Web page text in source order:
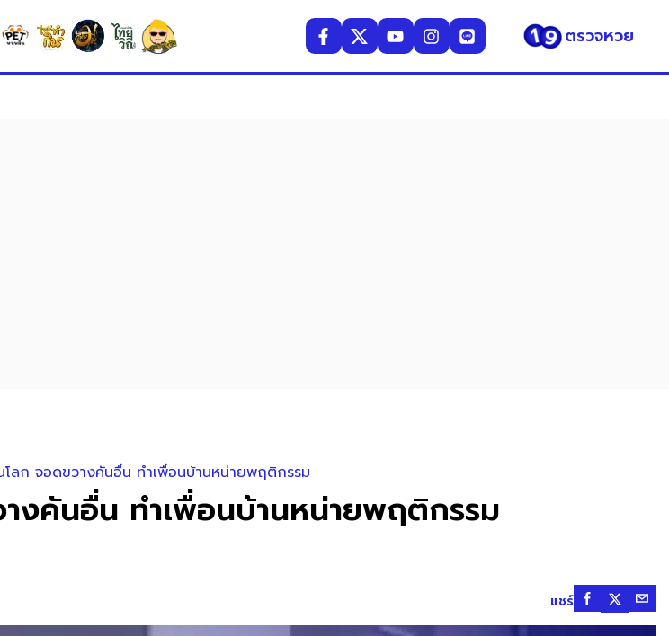
ตรวจหวย
โลก จอดขวางคันอื่น ทำเพื่อนบ้านหน่ายพฤติกรรม
งคันอื่น ทำเพื่อนบ้านหน่ายพฤติกรรม
แชร์